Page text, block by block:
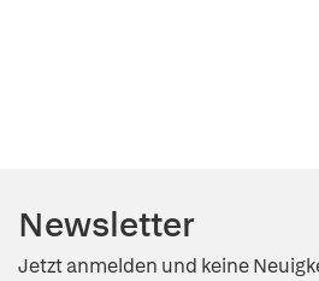
Newsletter
Jetzt anmelden und keine